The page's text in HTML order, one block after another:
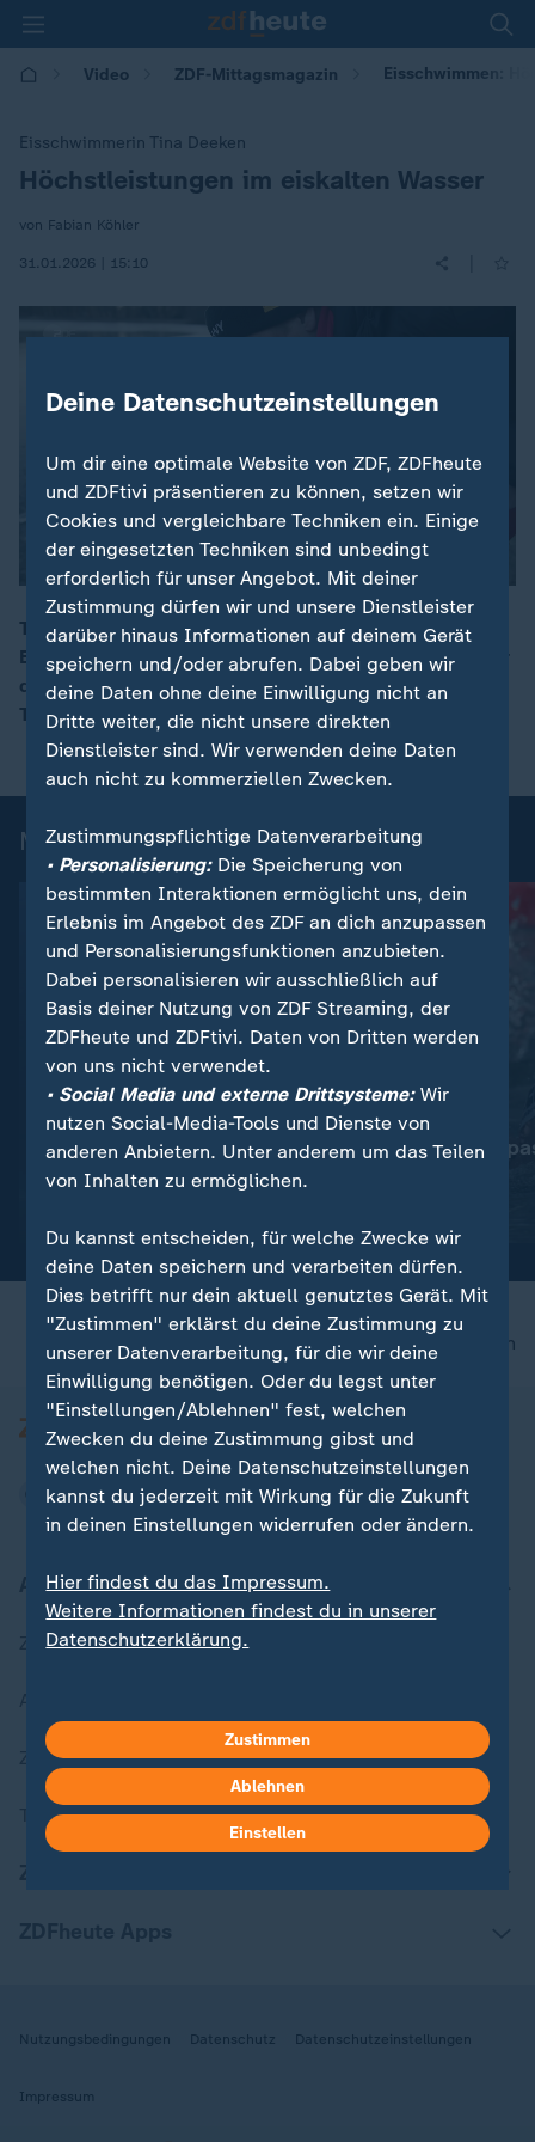
Video ZDF-Mittagsmagazin Eisschwimmen:
Eisschwimmerin Tina Deeken
:Höchstleistungen im eiskalten Wasser
von Fabian Köhler
31.01.2026 | 15:10
00:15
Tina Deeken ist 19-fache Weltmeisterin im
Eisschwimmen und hält mehrere Weltrekorde. Kurz vor
der EM fühlt sich die 49-Jährige fit für den nächsten
Titel.
Mehr News aus dem Sport
Nachrichten | Sport:
Aktuelle Sportnachrichten
Schwimm-EM
Wellbrock
nach oben
Aktuell bei ZDFheute
Zuletzt veröffentlicht
ZDFheute Stories
Themen im Überblick
Nutzungsbedingungen Datenschutz Datenschutzeinstellungen
Impressum
Deine Datenschutzeinstellungen
Um dir eine optimale Website von ZDF, ZDFheute
und ZDFtivi präsentieren zu können, setzen wir
Cookies und vergleichbare Techniken ein. Einige
der eingesetzten Techniken sind unbedingt
erforderlich für unser Angebot. Mit deiner
Zustimmung dürfen wir und unsere Dienstleister
darüber hinaus Informationen auf deinem Gerät
speichern und/oder abrufen. Dabei geben wir
deine Daten ohne deine Einwilligung nicht an
Dritte weiter, die nicht unsere direkten
Dienstleister sind. Wir verwenden deine Daten
auch nicht zu kommerziellen Zwecken.
Zustimmungspflichtige Datenverarbeitung
• Personalisierung:Die Speicherung von
bestimmten Interaktionen ermöglicht uns, dein
Erlebnis im Angebot des ZDF an dich anzupassen
und Personalisierungsfunktionen anzubieten.
Dabei personalisieren wir ausschließlich auf
Basis deiner Nutzung von ZDF Streaming, der
ZDFheute und ZDFtivi. Daten von Dritten werden
von uns nicht verwendet.
• Social Media und externe Drittsysteme:Wir
nutzen Social-Media-Tools und Dienste von
anderen Anbietern. Unter anderem um das Teilen
von Inhalten zu ermöglichen.
Du kannst entscheiden, für welche Zwecke wir
deine Daten speichern und verarbeiten dürfen.
Dies betrifft nur dein aktuell genutztes Gerät. Mit
"Zustimmen" erklärst du deine Zustimmung zu
unserer Datenverarbeitung, für die wir deine
Einwilligung benötigen. Oder du legst unter
"Einstellungen/Ablehnen" fest, welchen
Zwecken du deine Zustimmung gibst und
welchen nicht. Deine Datenschutzeinstellungen
kannst du jederzeit mit Wirkung für die Zukunft
in deinen Einstellungen widerrufen oder ändern.
Hier findest du das Impressum.
Weitere Informationen findest du in unserer
Datenschutzerklärung.
Zustimmen
Ablehnen
Einstellen